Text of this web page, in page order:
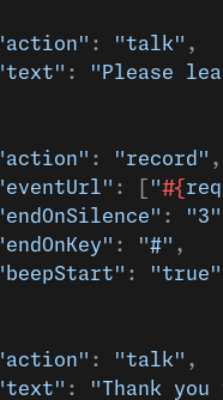
: "talk" ,
:
"Please
: "record" ,
: [ "#{
: "3"
: "#" ,
:
"true"
: "talk" ,
:
"Thank you